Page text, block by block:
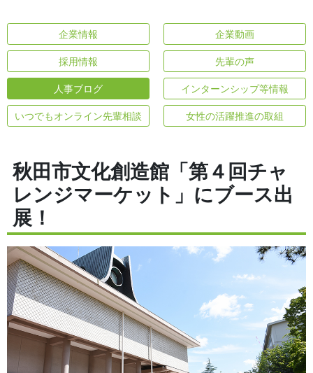
企業情報 企業動画
採用情報 先輩の声
人事ブログ インターンシップ等情報
いつでもオンライン先輩相談 女性の活躍推進の取組
秋田市文化創造館「第４回チャ
レンジマーケット」にブース出
展！